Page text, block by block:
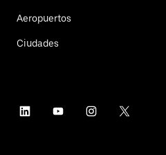
Aeropuertos
Ciudades